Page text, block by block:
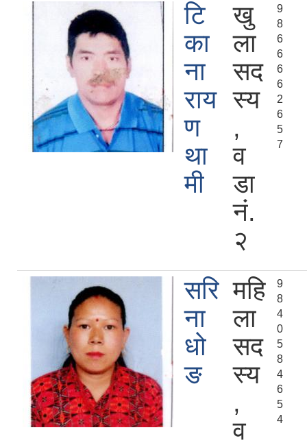
टि
का
ना
राय
ण
था
मी
खु
ला
सद
स्य
,
व
डा
नं.
२
9
8
6
6
6
6
2
6
5
7
सरि
ना
धो
ङ
महि
ला
सद
स्य
,
व
9
8
4
0
5
8
4
6
5
4